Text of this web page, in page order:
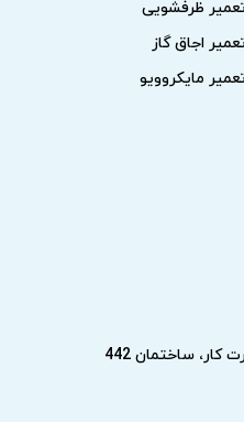
ظرفشویی
اجاق گاز
مایکروویو
کار، ساختمان 442